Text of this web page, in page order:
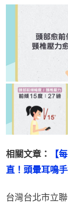
相關文章：
【
直！頭暈耳鳴
台灣台北市立